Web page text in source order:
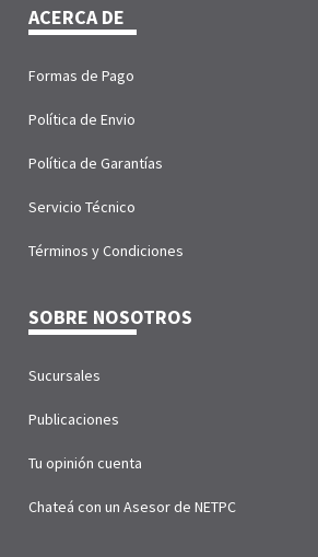
ACERCA DE
Formas de Pago
Política de Envio
Política de Garantías
Servicio Técnico
Términos y Condiciones
SOBRE NOSOTROS
Sucursales
Publicaciones
Tu opinión cuenta
Chateá con un Asesor de NETPC